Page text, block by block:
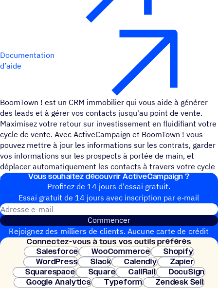
Documentation
d’aide
BoomTown ! est un CRM immobilier qui vous aide à générer
des leads et à gérer vos contacts jusqu'au point de vente.
Maximisez votre retour sur investissement en fluidifiant votre
cycle de vente. Avec ActiveCampaign et BoomTown ! vous
pouvez mettre à jour les informations sur les contrats, garder
vos informations sur les prospects à portée de main, et
déplacer automatiquement les contacts à travers votre cycle
de vente.Vous souhai­tez découvrir ActiveCampaign ?
Profitez de 14 jours d'essai gratuit.
Essai gratuit de 14 jours avec inscrip­tion par e‑mail
Commencer
Rejoignez des milliers de clients. Aucune carte de crédit
nécessaire. Configuration instantanée.
Connec­tez-vous à tous vos outils préférés
Salesforce
WooCommerce
Shopify
WordPress
Slack Calendly
Zapier
Squarespace
Square CallRail
DocuSign
Google Analytics
Typeform Zendesk Sell